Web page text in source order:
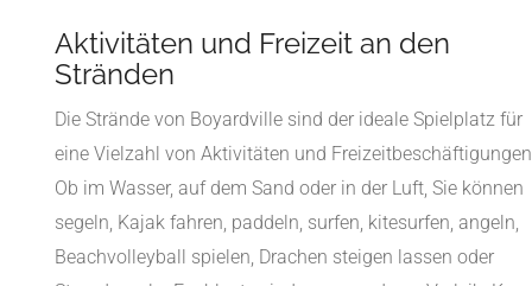
Aktivitäten und Freizeit an den
Stränden
Die Strände von Boyardville sind der ideale Spielplatz für
eine Vielzahl von Aktivitäten und
Ob im Wasser, auf dem Sand oder in der Luft, Sie können
segeln, Kajak fahren, paddeln, surfen, kitesurfen, angeln,
Beachvolleyball spielen, Drachen steigen lassen oder